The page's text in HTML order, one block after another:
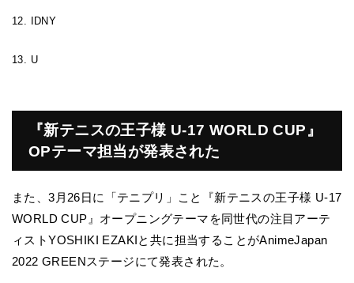
12. IDNY
13. U
『新テニスの王子様 U-17 WORLD CUP』
OPテーマ担当が発表された
また、3月26日に「テニプリ」こと『新テニスの王子様 U-17
WORLD CUP』オープニングテーマを同世代の注目アーテ
ィストYOSHIKI EZAKIと共に担当することがAnimeJapan
2022 GREENステージにて発表された。